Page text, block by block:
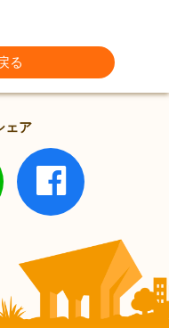
る
ェア